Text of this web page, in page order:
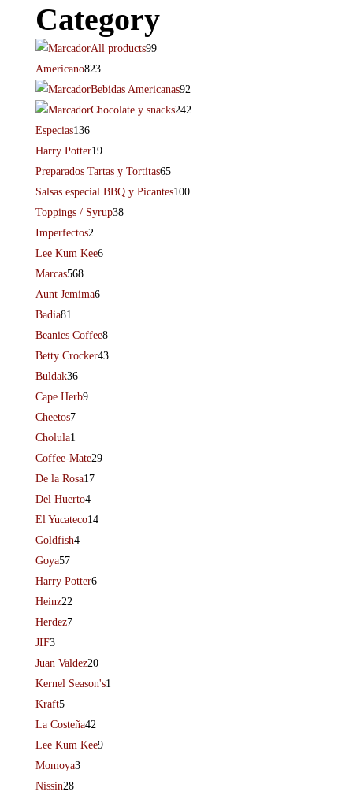
Category
All products99
Americano823
Bebidas Americanas92
Chocolate y snacks242
Especias136
Harry Potter19
Preparados Tartas y Tortitas65
Salsas especial BBQ y Picantes100
Toppings / Syrup38
Imperfectos2
Lee Kum Kee6
Marcas568
Aunt Jemima6
Badia81
Beanies Coffee8
Betty Crocker43
Buldak36
Cape Herb9
Cheetos7
Cholula1
Coffee-Mate29
De la Rosa17
Del Huerto4
El Yucateco14
Goldfish4
Goya57
Harry Potter6
Heinz22
Herdez7
JIF3
Juan Valdez20
Kernel Season's1
Kraft5
La Costeña42
Lee Kum Kee9
Momoya3
Nissin28